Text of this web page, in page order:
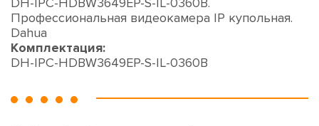
Профессиональная видеокамера IP купольная.
Dahua
Комплектация:
DH-IPC-HDBW3649EP-S-IL-0360B